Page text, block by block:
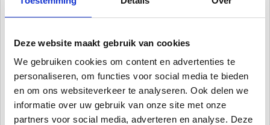
Deze website maakt gebruik van cookies
We gebruiken cookies om content en advertenties te
personaliseren, om functies voor social media te bieden
en om ons websiteverkeer te analyseren. Ook delen we
informatie over uw gebruik van onze site met onze
partners voor social media, adverteren en analyse. Deze
verschillende vormen en kleuren (tropical blue, atlantic blue, grey
comfortabele en veilige inlooptrap, zodat groot en klein optimaal
kan genieten van uw prachtige zwembad. vinylester zwembaden
gaan tussen de 20 tot 30 jaar mee, zodat u langer dan even kan
genieten van dit hoogwaardige zwembad!